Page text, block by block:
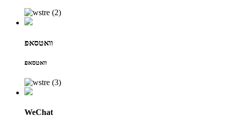
וואטסאפ
וואטסאפ
WeChat